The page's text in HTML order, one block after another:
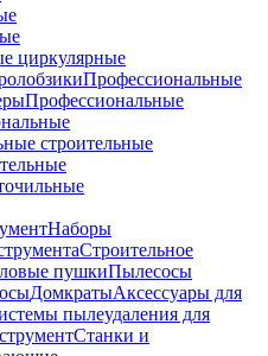
циркулярные
Профессиональные
Профессиональные
строительные
Наборы
Строительное
пушкиПылесосы
ДомкратыАксессуары для
пылеудаления для
Станки и